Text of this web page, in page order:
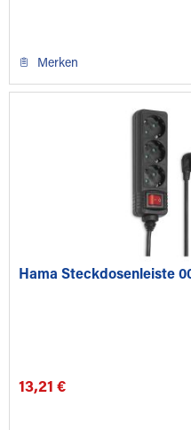
Merken
Hama Steckdosenleiste
13,21 €